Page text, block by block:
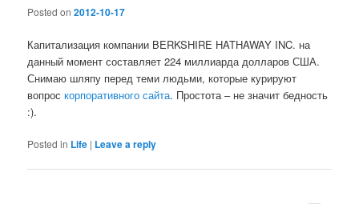
Posted on2012-10-17
Капитализация компании BERKSHIRE HATHAWAY INC. на
данный момент составляет 224 миллиарда долларов США.
Снимаю шляпу перед теми людьми, которые курируют
вопроскорпоративного сайта. Простота – не значит бедность
:).
Posted in Life | Leave a reply